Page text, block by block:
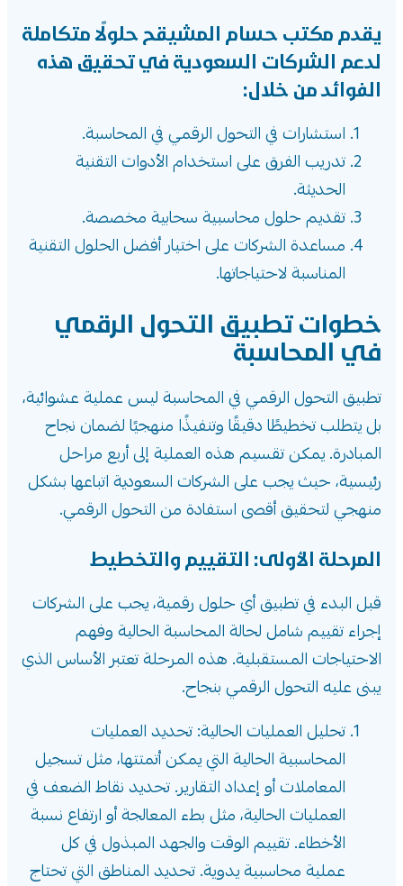
يقدم مكتب حسام المشيقح حلولًا متكاملة
لدعم الشركات السعودية في تحقيق هذه
الفوائد من خلال:
استشارات في التحول الرقمي في المحاسبة.
تدريب الفرق على استخدام الأدوات التقنية
الحديثة.
تقديم حلول محاسبية سحابية مخصصة.
مساعدة الشركات على اختيار أفضل الحلول التقنية
المناسبة لاحتياجاتها.
خطوات تطبيق التحول الرقمي
في المحاسبة
تطبيق التحول الرقمي في المحاسبة ليس عملية عشوائية،
بل يتطلب تخطيطًا دقيقًا وتنفيذًا منهجيًا لضمان نجاح
المبادرة. يمكن تقسيم هذه العملية إلى أربع مراحل
رئيسية، حيث يجب على الشركات السعودية اتباعها بشكل
منهجي لتحقيق أقصى استفادة من التحول الرقمي.
المرحلة الأولى: التقييم والتخطيط
قبل البدء في تطبيق أي حلول رقمية، يجب على الشركات
إجراء تقييم شامل لحالة المحاسبة الحالية وفهم
الاحتياجات المستقبلية. هذه المرحلة تعتبر الأساس الذي
يبنى عليه التحول الرقمي بنجاح.
تحليل العمليات الحالية: تحديد العمليات
المحاسبية الحالية التي يمكن أتمتتها، مثل تسجيل
المعاملات أو إعداد التقارير. تحديد نقاط الضعف في
العمليات الحالية، مثل بطء المعالجة أو ارتفاع نسبة
الأخطاء. تقييم الوقت والجهد المبذول في كل
عملية محاسبية يدوية. تحديد المناطق التي تحتاج